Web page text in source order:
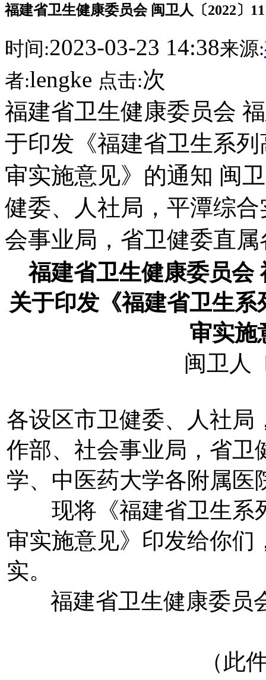
福建省卫生健康委员会 闽卫人〔2022〕
时间:2023-03-23 14:38来源:
者:lengke 点击:次
福建省卫生健康委员会
于印发《福建省卫生系
审实施意见》的通知 闽
健委、人社局，平潭综
会事业局，省卫健委直
福建省卫生健康委员会
关于印发《福建省卫生
审实施
闽卫人
各设区市卫健委、人社局
作部、社会事业局，省卫
学、中医药大学各附属医
现将《福建省卫生系
审实施意见》印发给你们
实。
福建省卫生健康委员
（此